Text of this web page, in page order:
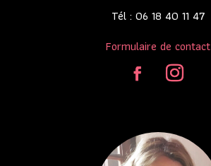
Tél : 06 18 40 11 47
Formulaire de contact